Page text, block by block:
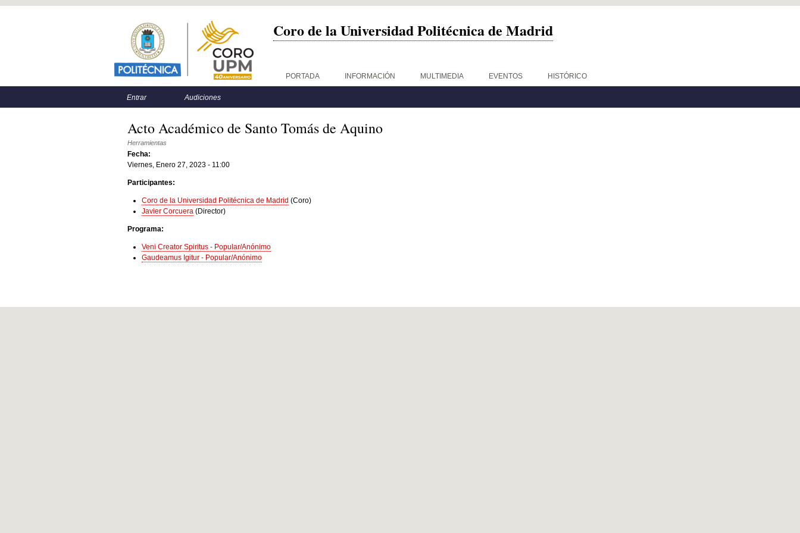
Coro de la Universidad Politécnica de Madrid
PORTADA INFORMACIÓN MULTIMEDIA EVENTOS HISTÓRICO
Entrar Audiciones
Acto Académico de Santo Tomás de Aquino
Herramientas
Fecha:
Viernes, Enero 27, 2023 - 11:00
Participantes:
Coro de la Universidad Politécnica de Madrid (Coro)
Javier Corcuera (Director)
Programa:
Veni Creator Spiritus - Popular/Anónimo
Gaudeamus Igitur - Popular/Anónimo